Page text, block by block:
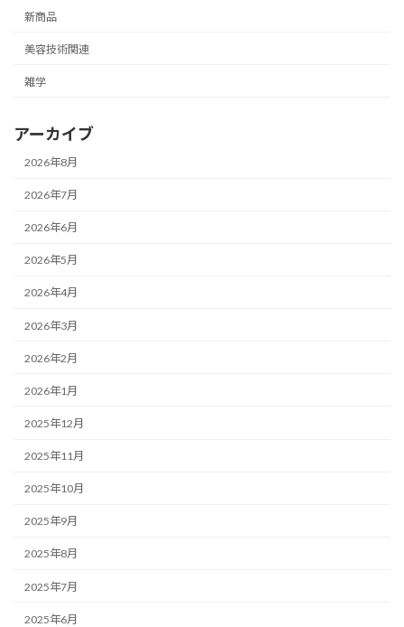
新商品
美容技術関連
雑学
アーカイブ
2026年8月
2026年7月
2026年6月
2026年5月
2026年4月
2026年3月
2026年2月
2026年1月
2025年12月
2025年11月
2025年10月
2025年9月
2025年8月
2025年7月
2025年6月